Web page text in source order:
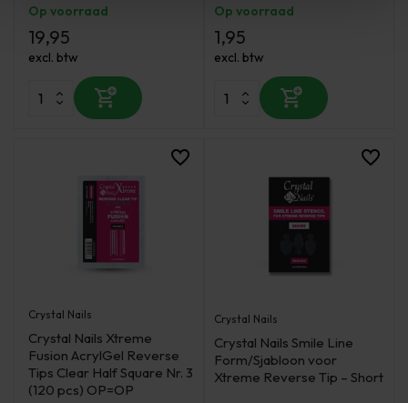
Op voorraad
19,95
excl. btw
Op voorraad
1,95
excl. btw
Crystal Nails
Crystal Nails Xtreme
Fusion AcrylGel Reverse
Tips Clear Half Square Nr. 3
(120 pcs) OP=OP
Crystal Nails
Crystal Nails Smile Line
Form/Sjabloon voor
Xtreme Reverse Tip – Short